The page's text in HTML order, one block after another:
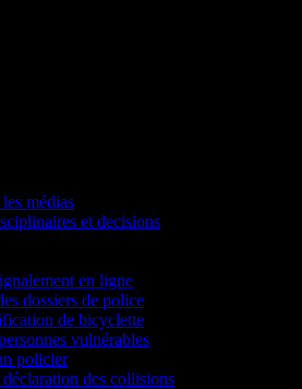
médias
et decisions
en ligne
dossiers de police
de bicyclette
vulnérables
policier
des collisions